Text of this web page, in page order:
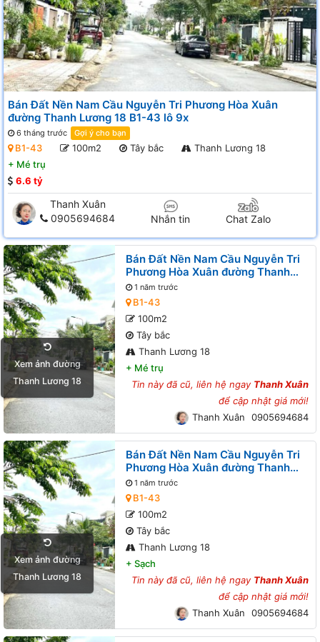
Bán Đất Nền Nam Cầu Nguyễn Tri Phương Hòa Xuân
đường Thanh Lương 18 B1-43 lô 9x
6 tháng trước Gợi ý cho bạn
B1-43 100m2 Tây bắc
Thanh Lương 18
+ Mé trụ
6.6 tỷ
Thanh Xuân
0905694684
Nhắn tin Chat Zalo
Xem ảnh đường
Thanh Lương 18
Bán Đất Nền Nam Cầu Nguyễn Tri
Phương Hòa Xuân đường Thanh
Lương 18 B1-43 lô 9x
1 năm trước
B1-43
100m2
Tây bắc
Thanh Lương 18
+ Mé trụ
Tin này đã cũ, liên hệ ngay Thanh Xuân
để cập nhật giá mới!
Thanh Xuân
0905694684
Xem ảnh đường
Thanh Lương 18
Bán Đất Nền Nam Cầu Nguyễn Tri
Phương Hòa Xuân đường Thanh
Lương 18 B1-43 lô 7x
1 năm trước
B1-43
100m2
Tây bắc
Thanh Lương 18
+ Sạch
Tin này đã cũ, liên hệ ngay Thanh Xuân
để cập nhật giá mới!
Thanh Xuân
0905694684